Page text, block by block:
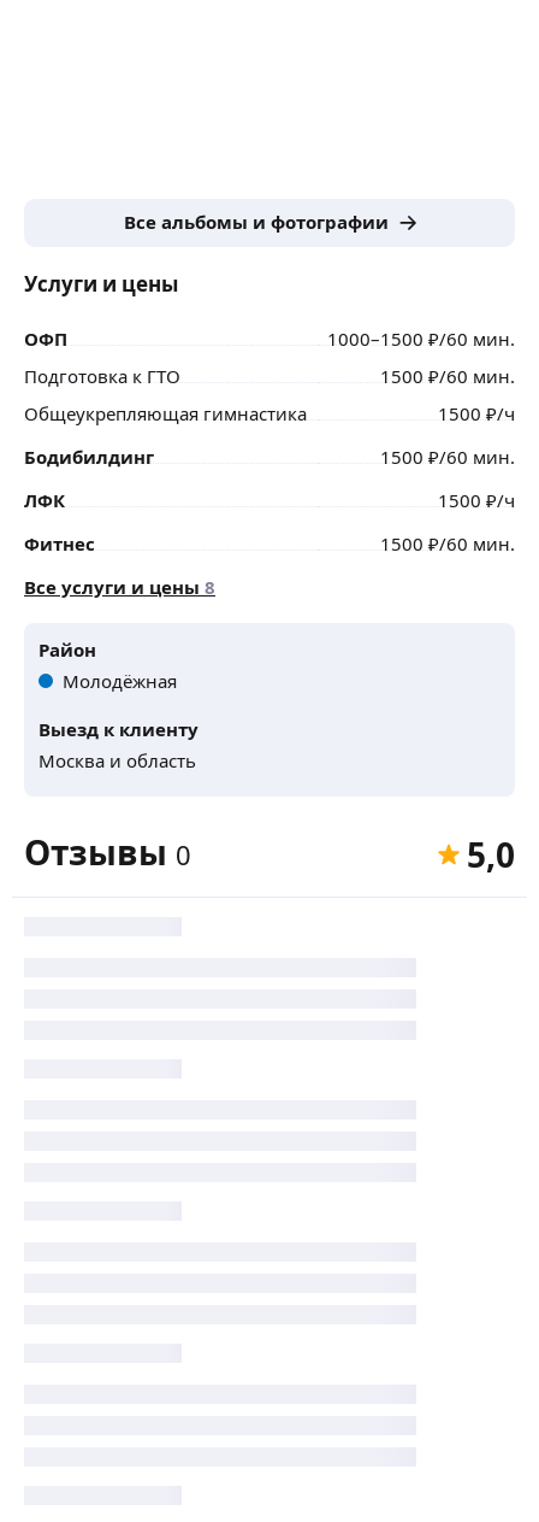
Все альбомы и фотографии
Услуги и цены
ОФП 1000–1500 ₽/60 мин.
Подготовка к ГТО
1500 ₽/60 мин.
Общеукрепляющая гимнастика
1500 ₽/ч
Бодибилдинг
1500 ₽/60 мин.
ЛФК
1500 ₽/ч
Фитнес
1500 ₽/60 мин.
Все услуги и цены 8
Район
Молодёжная
Выезд к клиенту
Москва и область
Отзывы 0 5,0